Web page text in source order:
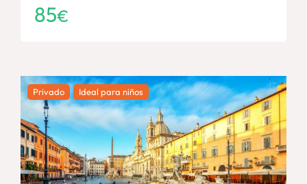
85€
Privado Ideal para niños